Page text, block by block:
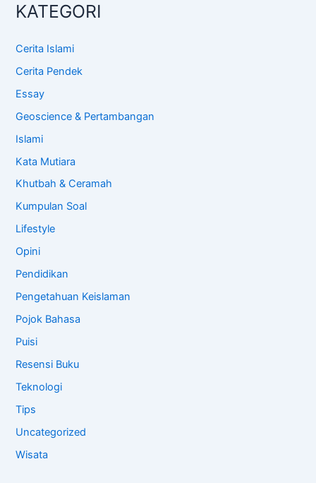
KATEGORI
Cerita Islami
Cerita Pendek
Essay
Geoscience & Pertambangan
Islami
Kata Mutiara
Khutbah & Ceramah
Kumpulan Soal
Lifestyle
Opini
Pendidikan
Pengetahuan Keislaman
Pojok Bahasa
Puisi
Resensi Buku
Teknologi
Tips
Uncategorized
Wisata